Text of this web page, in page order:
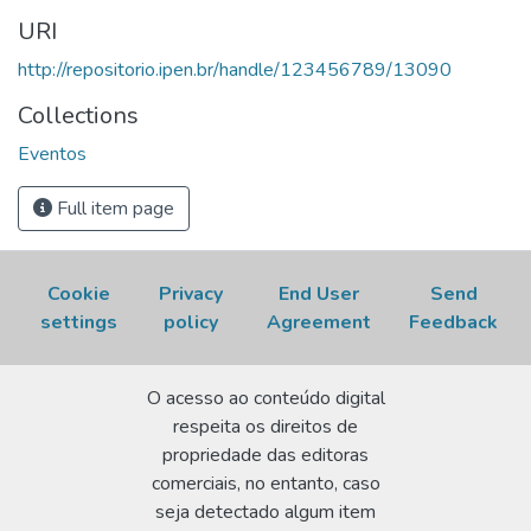
URI
http://repositorio.ipen.br/handle/123456789/13090
Collections
Eventos
Full item page
Cookie
settings
Privacy
policy
End User
Agreement
Send
Feedback
O acesso ao conteúdo digital
respeita os direitos de
propriedade das editoras
comerciais, no entanto, caso
seja detectado algum item